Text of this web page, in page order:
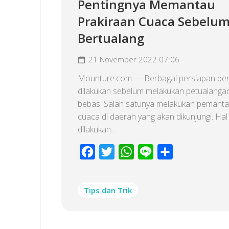
Pentingnya Memantau
Prakiraan Cuaca Sebelum
Bertualang
21 November 2022 07:06
Mounture.com — Berbagai persiapan
dilakukan sebelum melakukan
bebas. Salah satunya melakukan
cuaca di daerah yang akan dikunjungi.
dilakukan...
Facebook
Twitter WhatsApp
Line
Tips dan Trik